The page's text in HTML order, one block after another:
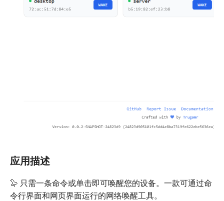
应用描述
🦭 只需一条命令或单击即可唤醒您的设备。一款可通过命
令行界面和网页界面运行的网络唤醒工具。